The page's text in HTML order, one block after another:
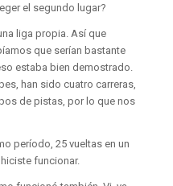
el segundo lugar?
liga propia. Así que
que serían bastante
estaba bien demostrado.
han sido cuatro carreras,
de pistas, por lo que nos
período, 25 vueltas en un
funcionar.